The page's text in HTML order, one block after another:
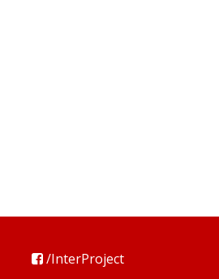
/InterProject